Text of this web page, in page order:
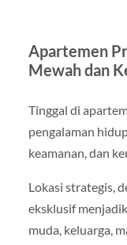
Apartemen
Mewah dan
Tinggal di
pengalaman
keamanan, dan
Lokasi strategis,
eksklusif
muda, keluarga,